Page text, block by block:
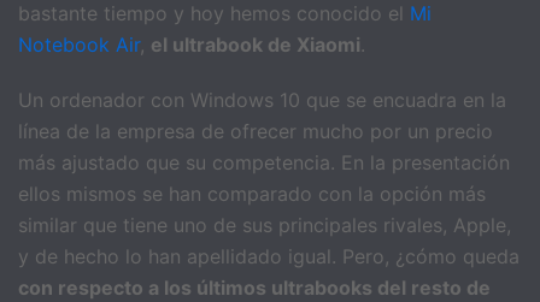
bastante tiempo y hoy hemos conocido el Mi
Notebook Air, el ultrabook de Xiaomi.
Un ordenador con Windows 10 que se encuadra en la
línea de la empresa de ofrecer mucho por un precio
más ajustado que su competencia. En la presentación
ellos mismos se han comparado con la opción más
similar que tiene uno de sus principales rivales, Apple,
y de hecho lo han apellidado igual. Pero, ¿cómo queda
con respecto a los últimos ultrabooks del resto de